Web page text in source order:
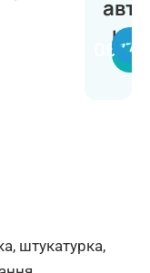
Інна
штукатурка,